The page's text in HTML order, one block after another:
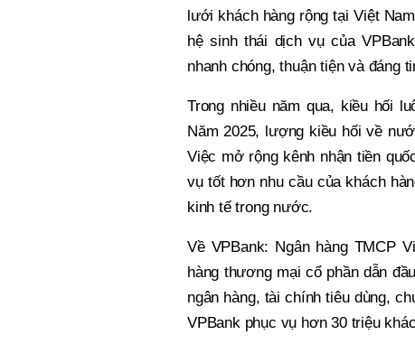
lưới khách hàng rộng tại Việt
hệ sinh thái dịch vụ của
nhanh chóng, thuận tiện và đáng
Trong nhiều năm qua, kiều hối
Năm 2025, lượng kiều hối về
Việc mở rộng kênh nhận tiền
vụ tốt hơn nhu cầu của khách
kinh tế trong nước.
Về VPBank: Ngân hàng TMCP
hàng thương mại cổ phần dẫn
ngân hàng, tài chính tiêu dùng,
VPBank phục vụ hơn 30 triệu